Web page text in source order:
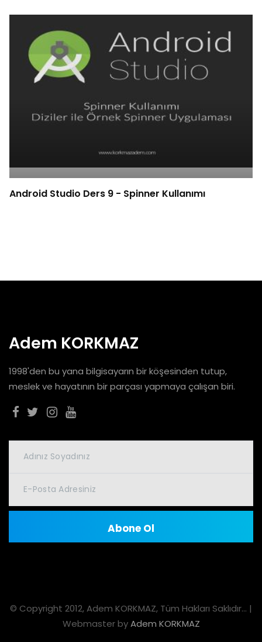
Android Studio Ders 9 - Spinner Kullanımı
Adem KORKMAZ
1998'den bu yana bilgisayarın bir köşesinden tutup,
meslek ve hayatının bir parçası yapmaya çalışan biri.
© Copyright 2012, Adem KORKMAZ, Tüm Hakları Saklıdır... |
Webmaster byAdem KORKMAZ